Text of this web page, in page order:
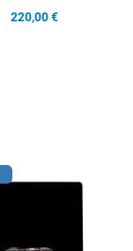
220,00 €